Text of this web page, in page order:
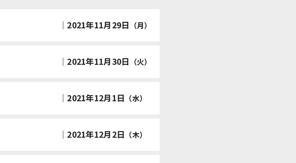
│ 2021年11月29日 （月）
│ 2021年11月30日 （火）
│ 2021年12月1日 （水）
│ 2021年12月2日 （木）